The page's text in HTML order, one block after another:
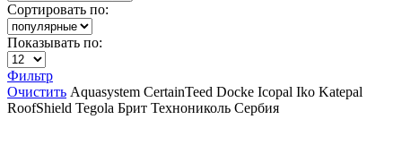
Сортировать по:
Показывать по:
Фильтр
Очистить Aquasystem CertainTeed Docke Icopal Iko Katepal
RoofShield Tegola Брит Технониколь Сербия